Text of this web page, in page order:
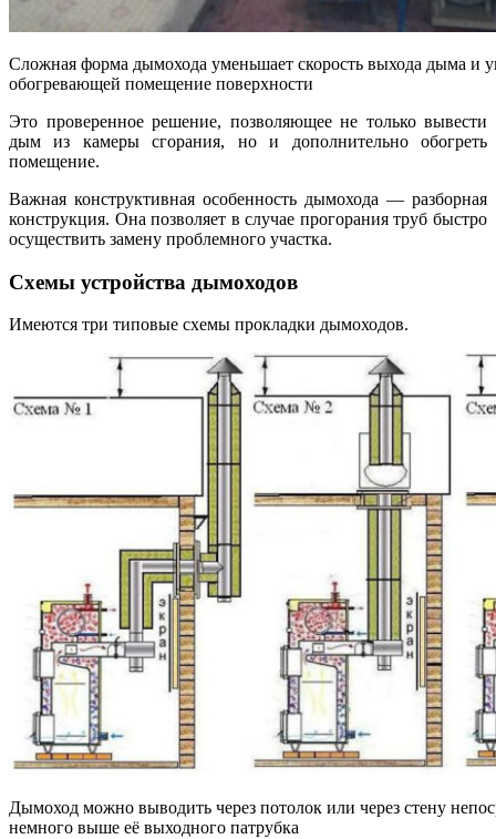
Сложная форма дымохода уменьшает скорость выхода дыма и
обогревающей помещение поверхности
Это проверенное решение, позволяющее не только вывести
дым из камеры сгорания, но и дополнительно обогреть
помещение.
Важная конструктивная особенность дымохода — разборная
конструкция. Она позволяет в случае прогорания труб быстро
осуществить замену проблемного участка.
Схемы устройства дымоходов
Имеются три типовые схемы прокладки дымоходов.
Дымоход можно выводить через потолок или через стену
немного выше её выходного патрубка